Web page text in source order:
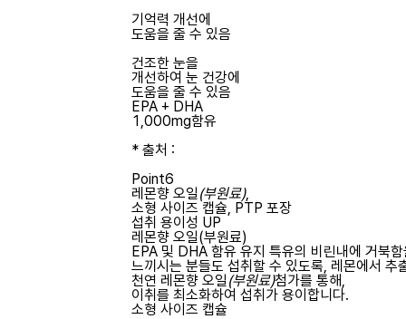
기억력 개선에
도움을 줄 수 있음
건조한 눈을
개선하여 눈 건강에
도움을 줄 수 있음
EPA + DHA
1,000mg함유
* 출처 :
Point6
레몬향 오일 (부원료),
소형 사이즈 캡슐, PTP 포장
섭취 용이성 UP
레몬향 오일(부원료)
EPA 및 DHA 함유 유지 특유의 비린내에 거북함
느끼시는 분들도 섭취할 수 있도록, 레몬에서 추
천연 레몬향 오일 (부원료)첨가를 통해,
이취를 최소화하여 섭취가 용이합니다.
소형 사이즈 캡슐